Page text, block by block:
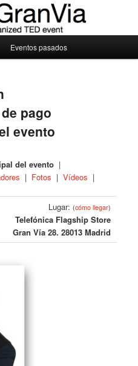
Eventos pasados
pago
evento
del evento |
| Fotos | Vídeos |
Lugar:(cómo llegar)
Telefónica Flagship Store
Gran Vía 28. 28013 Madrid